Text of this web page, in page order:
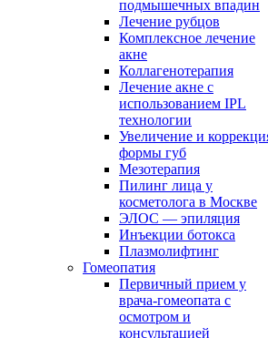
подмышечных впадин
Лечение рубцов
Комплексное лечение
акне
Коллагенотерапия
Лечение акне с
использованием IPL
технологии
Увеличение и
формы губ
Мезотерапия
Пилинг лица у
косметолога в Москве
ЭЛОС — эпиляция
Инъекции ботокса
Плазмолифтинг
Гомеопатия
Первичный прием у
врача-гомеопата с
осмотром и
консультацией